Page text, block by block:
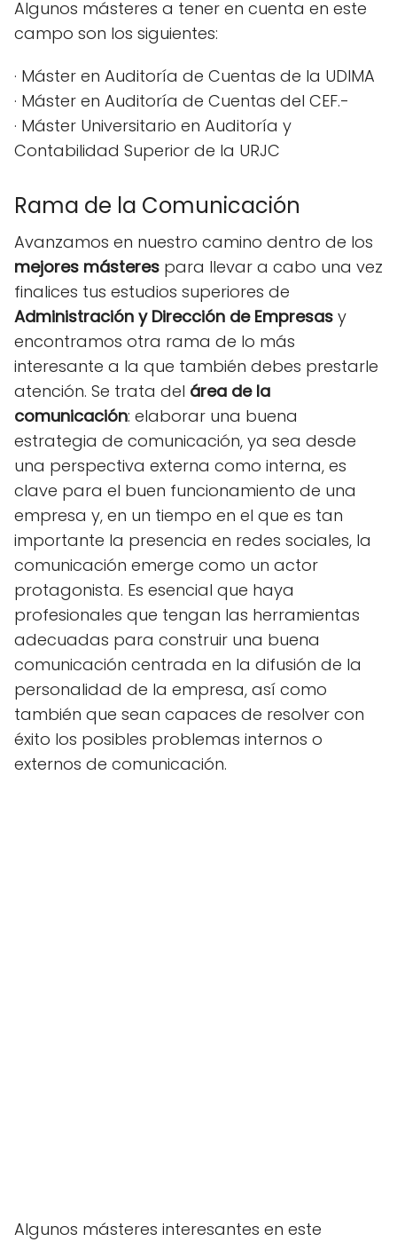
Algunos másteres a tener en cuenta en este
campo son los siguientes:
· Máster en Auditoría de Cuentas de la UDIMA
· Máster en Auditoría de Cuentas del CEF.-
· Máster Universitario en Auditoría y
Contabilidad Superior de la URJC
Rama de la Comunicación
Avanzamos en nuestro camino dentro de los
mejores másteres para llevar a cabo una vez
finalices tus estudios superiores de
Administración y Dirección de Empresas y
encontramos otra rama de lo más
interesante a la que también debes prestarle
atención. Se trata del área de la
comunicación: elaborar una buena
estrategia de comunicación, ya sea desde
una perspectiva externa como interna, es
clave para el buen funcionamiento de una
empresa y, en un tiempo en el que es tan
importante la presencia en redes sociales, la
comunicación emerge como un actor
protagonista. Es esencial que haya
profesionales que tengan las herramientas
adecuadas para construir una buena
comunicación centrada en la difusión de la
personalidad de la empresa, así como
también que sean capaces de resolver con
éxito los posibles problemas internos o
externos de comunicación.
Algunos másteres interesantes en este